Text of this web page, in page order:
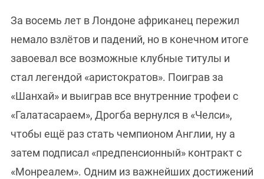
За восемь лет в Лондоне африканец пережил
немало взлётов и падений, но в конечном итоге
завоевал все возможные клубные титулы и
стал легендой «аристократов». Поиграв за
«Шанхай» и выиграв все внутренние трофеи с
«Галатасараем», Дрогба вернулся в «Челси»,
чтобы ещё раз стать чемпионом Англии, ну а
затем подписал «предпенсионный» контракт с
«Монреалем». Одним из важнейших достижений